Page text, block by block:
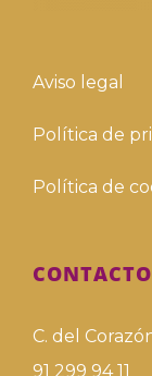
Aviso legal
Política de
Política de
CONTACTO
C. del
91 299 94 11